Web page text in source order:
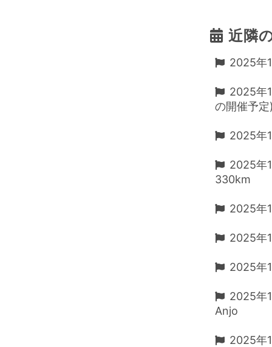
近隣
2025年
2025年
の開催予
2025年
2025年
330km
2025年
2025年
2025年
2025年
Anjo
2025年